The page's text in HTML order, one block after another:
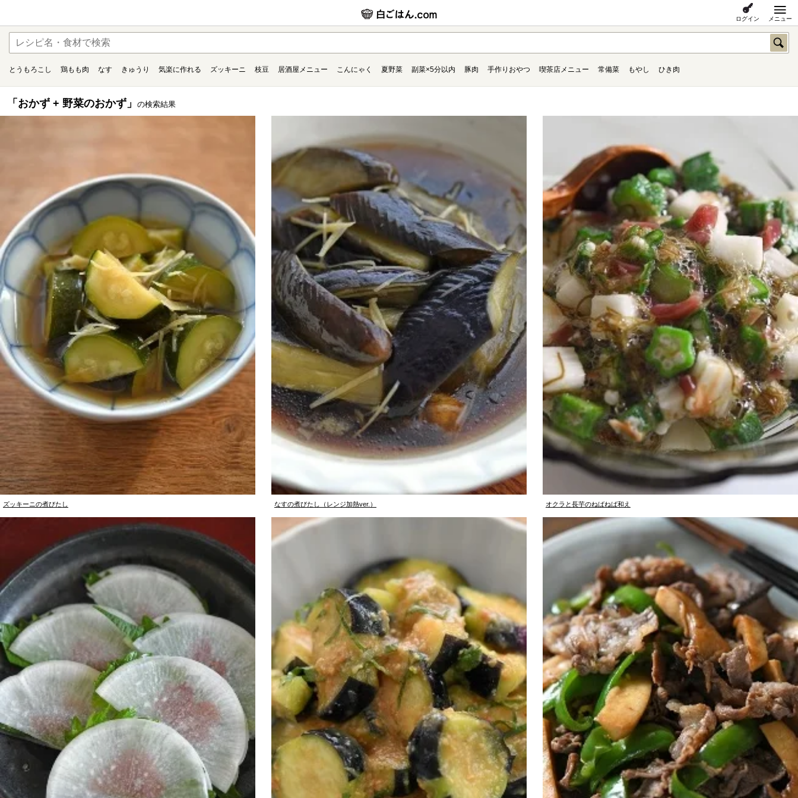
ログイン メニュー
とうもろこし 鶏もも肉 なす きゅうり 気楽に作れる ズッキーニ 枝豆 居酒屋メニュー こんにゃく 夏野菜 副菜×5分以内 豚肉 手作りおやつ 喫茶店メニュー 常備菜 もやし ひき肉
「おかず + 野菜のおかず」 の検索結果
ズッキーニの煮びたし なすの煮びたし（レンジ加熱ver.） オクラと長芋のねばねば和え